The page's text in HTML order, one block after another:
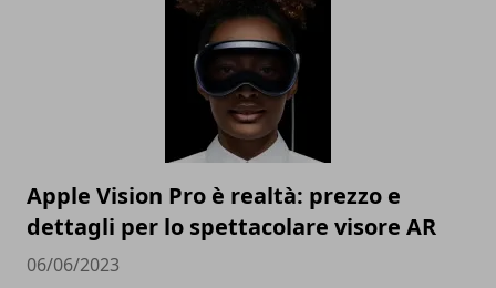
Apple Vision Pro è realtà: prezzo e
dettagli per lo spettacolare visore AR
06/06/2023